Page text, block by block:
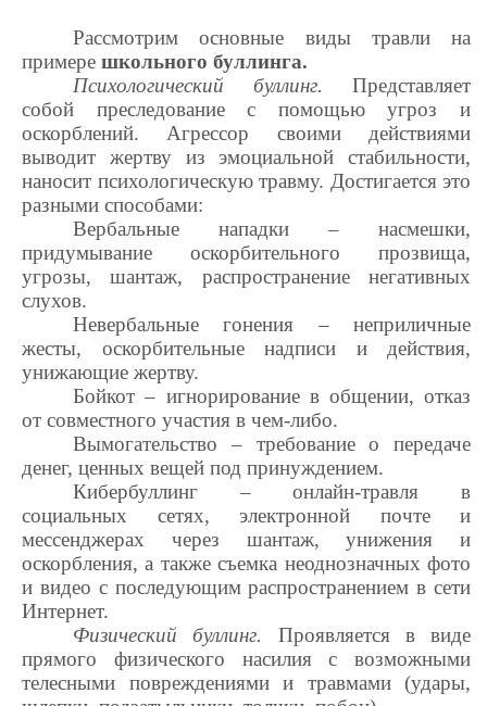
Рассмотрим основные виды травли на
примере школьного буллинга.
Психологический буллинг. Представляет
собой преследование с помощью угроз и
оскорблений. Агрессор своими действиями
выводит жертву из эмоциальной стабильности,
наносит психологическую травму. Достигается это
разными способами:
Вербальные нападки – насмешки,
придумывание оскорбительного прозвища,
угрозы, шантаж, распространение негативных
слухов.
Невербальные гонения – неприличные
жесты, оскорбительные надписи и действия,
унижающие жертву.
Бойкот – игнорирование в общении, отказ
от совместного участия в чем-либо.
Вымогательство – требование о передаче
денег, ценных вещей под принуждением.
Кибербуллинг – онлайн-травля в
социальных сетях, электронной почте и
мессенджерах через шантаж, унижения и
оскорбления, а также съемка неоднозначных фото
и видео с последующим распространением в сети
Интернет.
Физический буллинг. Проявляется в виде
прямого физического насилия с возможными
телесными повреждениями и травмами (удары,